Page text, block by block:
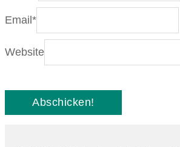
Email*
Website